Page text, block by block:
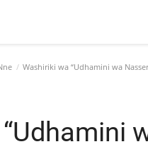
Washiriki wa “Udhamini wa